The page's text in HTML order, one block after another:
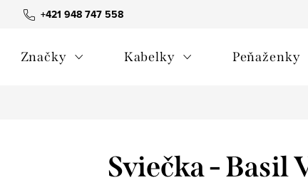
+421 948 747 558
Všeobecné obchodné podmienky
Značky Kabelky Peňaženky
Sviečka - Basil